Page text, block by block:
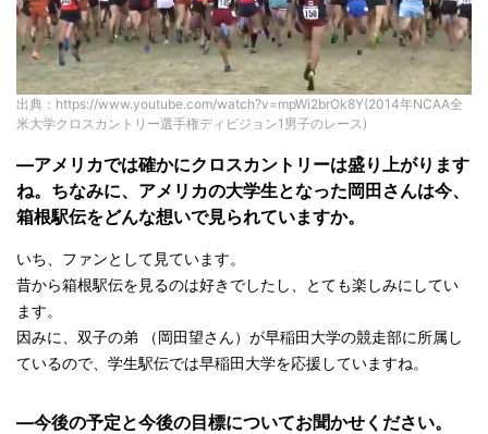
出典：https://www.youtube.com/watch?v=mpWi2brOk8Y(2014年NCAA全
米大学クロスカントリー選手権ディビジョン1男子のレース)
—アメリカでは確かにクロスカントリーは盛り上がります
ね。ちなみに、アメリカの大学生となった岡田さんは今、
箱根駅伝をどんな想いで見られていますか。
いち、ファンとして見ています。
昔から箱根駅伝を見るのは好きでしたし、とても楽しみにしてい
ます。
因みに、双子の弟 （岡田望さん）が早稲田大学の競走部に所属し
ているので、学生駅伝では早稲田大学を応援していますね。
—今後の予定と今後の目標についてお聞かせください。